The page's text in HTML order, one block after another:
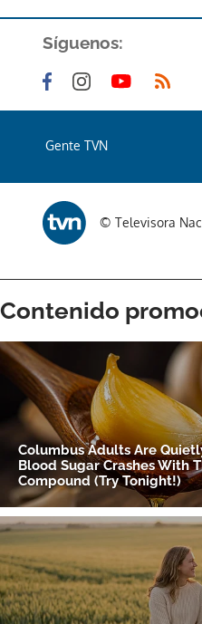
Síguenos:
Gente TVN
© Televisora